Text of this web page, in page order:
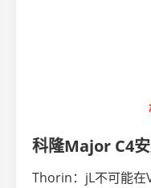
Thorin：jL不可能在